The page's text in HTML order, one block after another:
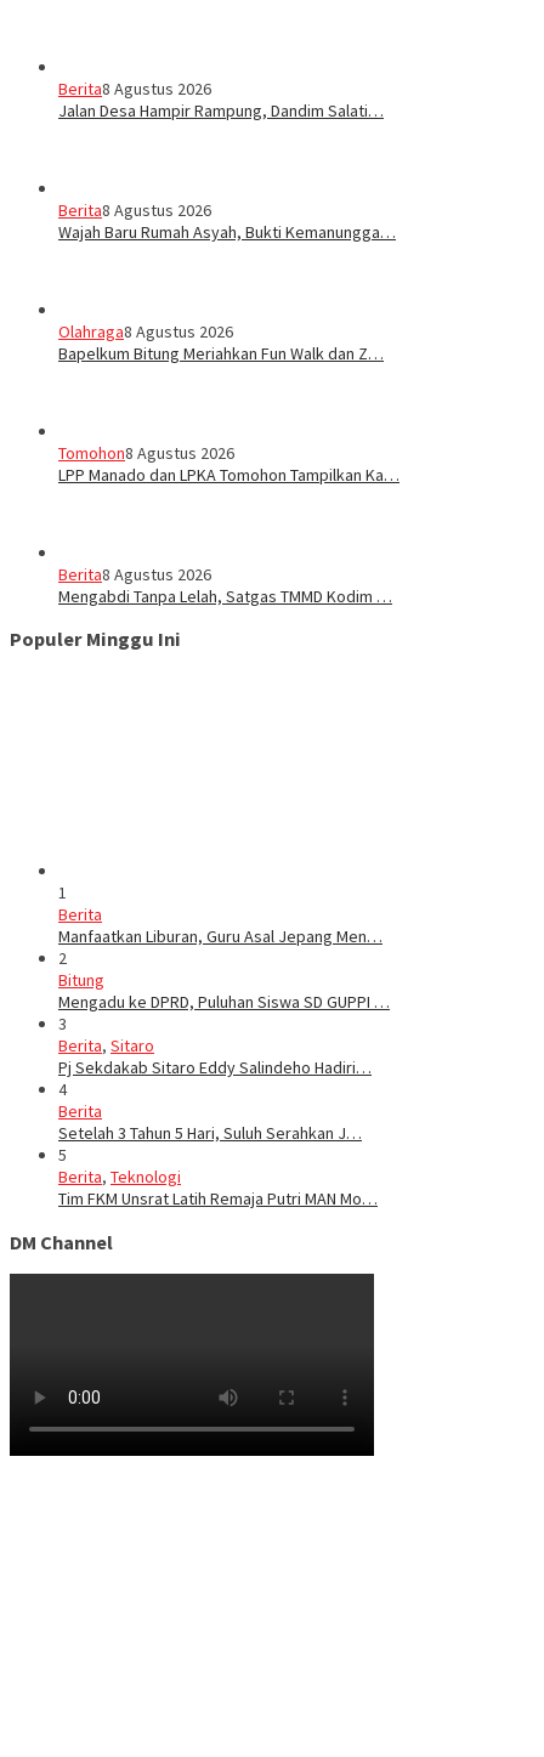
Berita8 Agustus 2026
Jalan Desa Hampir Rampung, Dandim Salati…
Berita8 Agustus 2026
Wajah Baru Rumah Asyah, Bukti Kemanungga…
Olahraga8 Agustus 2026
Bapelkum Bitung Meriahkan Fun Walk dan Z…
Tomohon8 Agustus 2026
LPP Manado dan LPKA Tomohon Tampilkan Ka…
Berita8 Agustus 2026
Mengabdi Tanpa Lelah, Satgas TMMD Kodim …
Populer Minggu Ini
1
Berita
Manfaatkan Liburan, Guru Asal Jepang Men…
2
Bitung
Mengadu ke DPRD, Puluhan Siswa SD GUPPI …
3
Berita, Sitaro
Pj Sekdakab Sitaro Eddy Salindeho Hadiri…
4
Berita
Setelah 3 Tahun 5 Hari, Suluh Serahkan J…
5
Berita, Teknologi
Tim FKM Unsrat Latih Remaja Putri MAN Mo…
DM Channel